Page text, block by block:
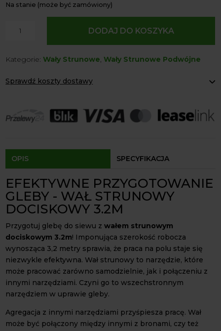
Na stanie (może być zamówiony)
Dociskowy
na
DODAJ DO KOSZYKA
Kategorie:Wały Strunowe,Wały Strunowe Podwójne
Sprawdź koszty dostawy
Agrol transport: 200 zł
Agrol transport gabaryty: ustalane indywidualnie
Dostępność form dostawy i ceny uzależniona od produktu.
OPIS SPECYFIKACJA
EFEKTYWNE PRZYGOTOWANIE
GLEBY - WAŁ STRUNOWY
DOCISKOWY 3.2M
Przygotuj glebę do siewu zwałem strunowym
dociskowym 3.2m! Imponująca szerokość robocza
wynosząca 3,2 metry sprawia, że praca na polu staje się
niezwykle efektywna. Wał strunowy to narzędzie, które
może pracować zarówno samodzielnie, jak i połączeniu z
innymi narzędziami. Czyni go to wszechstronnym
narzędziem w uprawie gleby.
Agregacja z innymi narzędziami przyśpiesza pracę. Wał
może być połączony między innymi z bronami, czy też